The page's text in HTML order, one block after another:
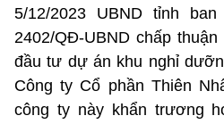
5/12/2023 UBND tỉnh
2402/QĐ-UBND chấp
đầu tư dự án khu nghỉ
Công ty Cổ phần Thiên
công ty này khẩn trương